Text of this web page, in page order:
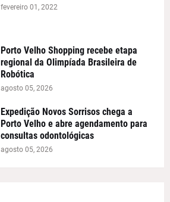
fevereiro 01, 2022
Porto Velho Shopping recebe etapa
regional da Olimpíada Brasileira de
Robótica
agosto 05, 2026
Expedição Novos Sorrisos chega a
Porto Velho e abre agendamento para
consultas odontológicas
agosto 05, 2026